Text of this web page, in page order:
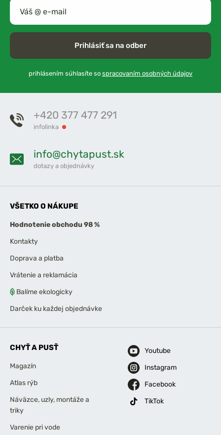
Prihlásiť sa na odber
prihlásením súhlasíte so spracovaním osobných údajov
+420 377 477 291
infolinka
info@chytapust.sk
dotazy a objednávky
VŠETKO O NÁKUPE
Hodnotenie obchodu 98 %
Kontakty
Doprava a platba
Vrátenie a reklamácia
Balíme ekologicky
Darček ku každej objednávke
CHYŤ A PUSŤ
Magazín
Atlas rýb
Náväzce, uzly, montáže a
triky
Varenie pri vode
Youtube
Instagram
Facebook
TikTok